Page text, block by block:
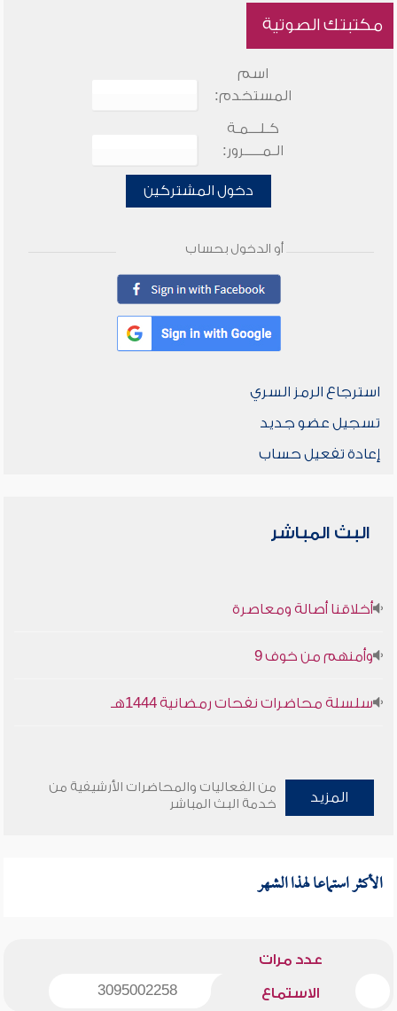
مكتبتك الصوتية
اسم
المستخدم:
كـلـــمـة
الـمـــــرور:
دخول المشتركين
أو الدخول بحساب
استرجاع الرمز السري
تسجيل عضو جديد
إعادة تفعيل حساب
البث المباشر
أخلاقنا أصالة ومعاصرة
وأمنهم من خوف 9
سلسلة محاضرات نفحات رمضانية 1444هـ
المزيد
من الفعاليات والمحاضرات الأرشيفية من
خدمة البث المباشر
الأكثر استماعا لهذا الشهر
عدد مرات
الاستماع 3095002258